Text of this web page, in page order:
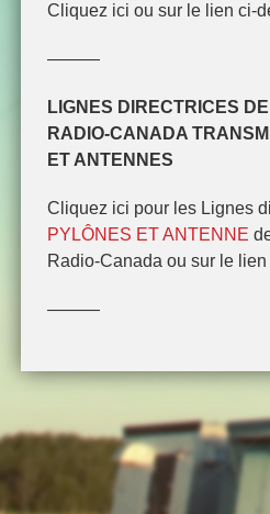
EXTRA! EXTRA!
PYLÔNES ET ANTENNES
INFORMATION POUR LES
AUTORITÉS TAXATRICES
Cliquez ici ou sur le lien ci-
———
LIGNES DIRECTRICES
RADIO-CANADA
ET ANTENNES
Cliquez ici pour les Lignes
PYLÔNES ET ANTENNE
Radio-Canada ou sur le
———